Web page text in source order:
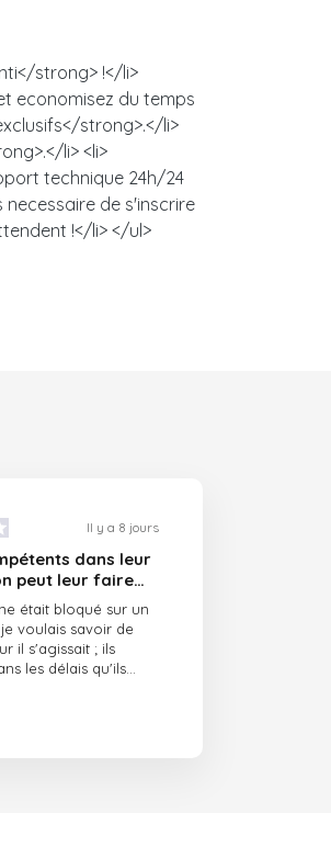
strong> !</li>
economisez du temps
strong>.</li>
li> <li>
technique 24h/24
de s'inscrire
!</li> </ul>
Il y a 8 jours
dans leur
peut leur faire
ils sont toujours
était bloqué sur un
voulais savoir de
il s'agissait ; ils
les délais qu'ils